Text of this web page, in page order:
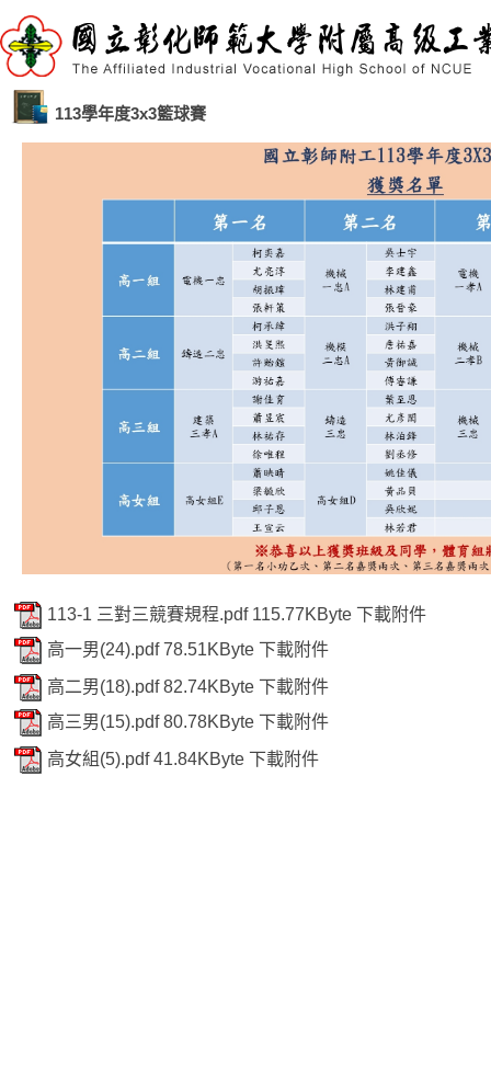
113學年度3x3籃球賽
113-1 三對三競賽規程.pdf 115.77KByte 下載附件
高一男(24).pdf 78.51KByte 下載附件
高二男(18).pdf 82.74KByte 下載附件
高三男(15).pdf 80.78KByte 下載附件
高女組(5).pdf 41.84KByte 下載附件